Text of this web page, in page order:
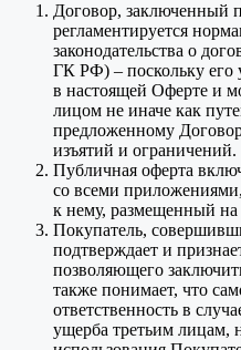
Договор, заключенный
регламентируется
законодательства о
ГК РФ) – поскольку его
в настоящей Оферте и
лицом не иначе как
предложенному
изъятий и ограничений.
Публичная оферта
со всеми
к нему, размещенный
Покупатель,
подтверждает и
позволяющего
также понимает, что
ответственность в
ущерба третьим лицам,